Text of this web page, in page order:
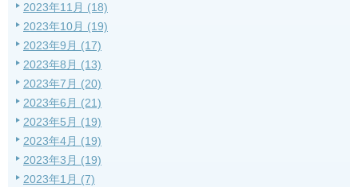
2023年11月 (18)
2023年10月 (19)
2023年9月 (17)
2023年8月 (13)
2023年7月 (20)
2023年6月 (21)
2023年5月 (19)
2023年4月 (19)
2023年3月 (19)
2023年1月 (7)